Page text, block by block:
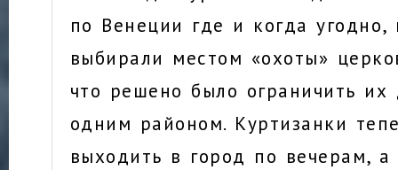
по Венеции где и когда угодно,
выбирали местом «охоты»
что решено было ограничить их
одним районом. Куртизанки
выходить в город по вечерам,